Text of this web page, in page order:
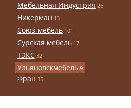
Мебельная Индустрия 26
Никерман 13
Союз-мебель 101
Сурская мебель 17
ТЭКС 32
Ульяновскмебель 9
Фран 35